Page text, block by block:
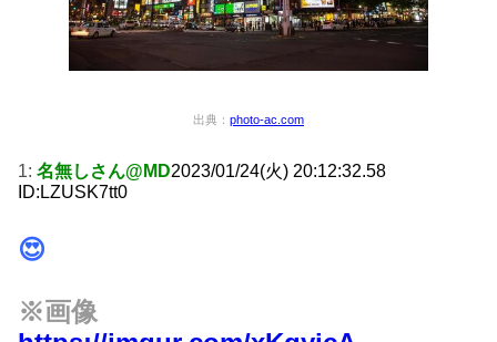
出典： photo-ac.com
1: 名無しさん@MD2023/01/24(火) 20:12:32.58
ID:LZUSK7tt0
😍
※画像